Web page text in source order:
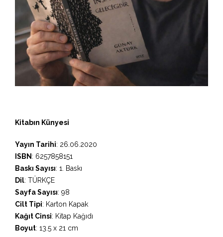
Kitabın Künyesi
Yayın Tarihi: 26.06.2020
ISBN : 6257858151
Baskı Sayısı: 1. Baskı
Dil: TÜRKÇE
Sayfa Sayısı: 98
Cilt Tipi: Karton Kapak
Kağıt Cinsi: Kitap Kağıdı
Boyut: 13.5 x 21 cm